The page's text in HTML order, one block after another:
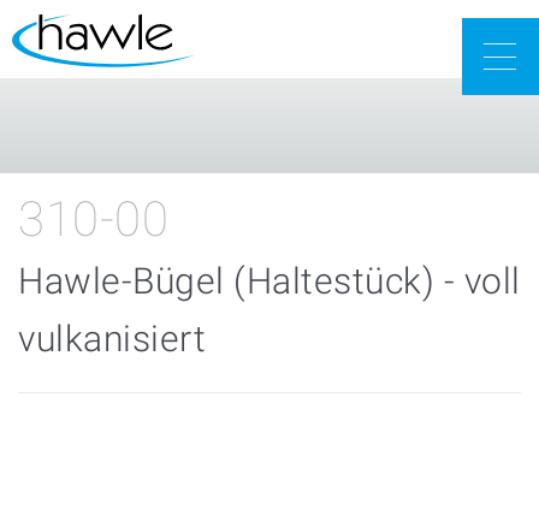
310-00
Hawle-Bügel (Haltestück) - voll
vulkanisiert